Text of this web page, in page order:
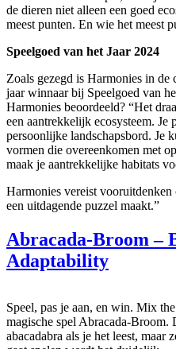
de dieren niet alleen een goed
meest punten. En wie het meest
Speelgoed van het Jaar 2024
Zoals gezegd is Harmonies in de
jaar winnaar bij Speelgoed van
Harmonies beoordeeld? “Het
een aantrekkelijk ecosysteem. Je
persoonlijke landschapsbord. Je
vormen die overeenkomen met
maak je aantrekkelijke habitats
Harmonies vereist
een uitdagende puzzel maakt.”
Abracada-Broom –
Adaptability
Speel, pas je aan, en win. Mix
magische spel Abracada-
abacadabra als je het leest, maar